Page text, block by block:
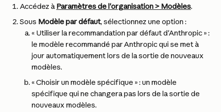
Accédez à Paramètres de l'organisation > Modèles.
Sous Modèle par défaut, sélectionnez une option :
« Utiliser la recommandation par défaut d'Anthropic » :
le modèle recommandé par Anthropic qui se met à
jour automatiquement lors de la sortie de nouveaux
modèles.
« Choisir un modèle spécifique » : un modèle
spécifique qui ne changera pas lors de la sortie de
nouveaux modèles.